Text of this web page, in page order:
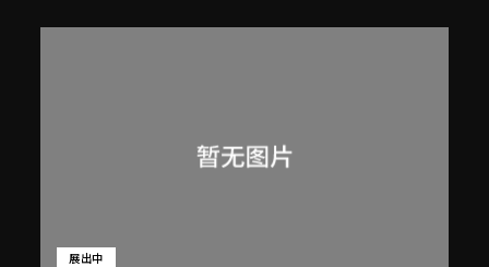
展出中